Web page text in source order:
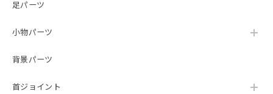
足パーツ
小物パーツ
背景パーツ
首ジョイント